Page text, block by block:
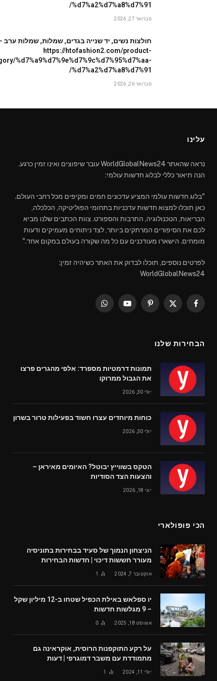
%d7%a2%d7%a8%d7%91/
פברואר 27, 2026
חולצות נשים, יד שנייה בגדים, שמלות, שמלות ערב
https://htofashion2.com/product-
%d7%a9%d7%9e%d7%9c%d7%95%d7%aa-
%d7%a2%d7%a8%d7%91/
פברואר 26, 2026
עלינו
נראה שהאתר WorldGlobalNews24 עובר שיפוצים ואינו זמין כרגע.
הנה תיאור כללי לבלוג חדשות עולמי:
"בלוג חדשות עולמי המציע עדכונים חמים ומקיפים מכל רחבי העולם.
כאן תוכלו למצוא חדשות עדכניות בתחומי הפוליטיקה, הכלכלה,
הבריאות, הטכנולוגיה, התרבות והספורט. צוות הכתבים שלנו מביא
לכם את הסיפורים המרתקים ביותר, לצד ניתוחים מעמיקים ודעות
מומחים. הישארו מעודכנים עם כל מה שקורה בעולם במקום אחד."
לפרטים נוספים, תוכלו לבדוק את האתר כשיהיה זמין:
WorldGlobalNews24
Facebook
X
Pinterest
YouTube
WhatsApp
הבחירות שלנו
תמונות דרמטיות מספרד: אלפי מהגרים פרצו
את הגבול ממרוקו
יולי 30, 2026
כוחות מיוחדים עצרו חשוד בפעילות טרור בשרון
יולי 30, 2026
הטקס בשווייץ יבוטל? האיומים מאיראן –
והצעות הצד הסודיות
יוני 18, 2026
הכי פופולארי
הניצחון הנמוך של סעיד בבחירות בתוניסיה
מעורר חששות דיכוי | חדשות הבחירות
אוקטובר 7, 2024 1
יו ספלאש באילת הכפיל שטחו ב-12 מיליון שקל
– 9 מגלשות חדשות
אוגוסט 18, 2025 0
על רקע התוקפנות הרוסית, אוקראינה גם
מתמודדת עם משבר דמוגרפי | דעות
יולי 11, 2024 1